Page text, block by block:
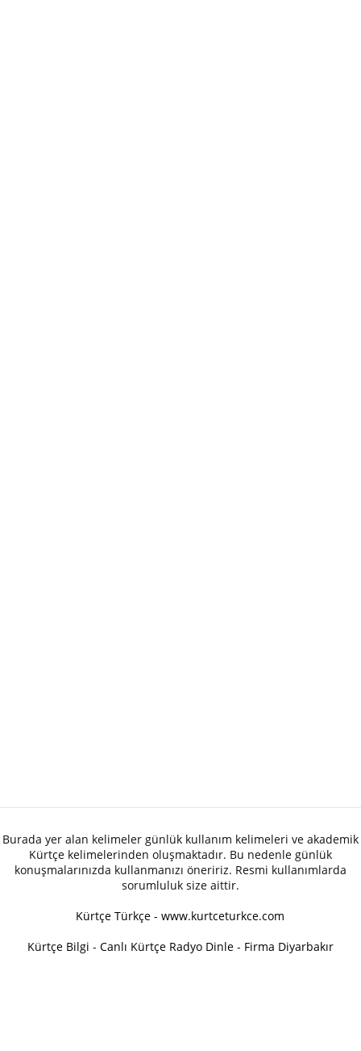
Burada yer alan kelimeler günlük kullanım kelimeleri ve akademik
Kürtçe kelimelerinden oluşmaktadır. Bu nedenle günlük
konuşmalarınızda kullanmanızı öneririz. Resmi kullanımlarda
sorumluluk size aittir.
Kürtçe Türkçe - www.kurtceturkce.com
Kürtçe Bilgi - Canlı Kürtçe Radyo Dinle - Firma Diyarbakır